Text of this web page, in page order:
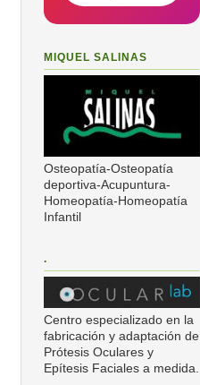
MIQUEL SALINAS
Osteopatía-Osteopatía
deportiva-Acupuntura-
Homeopatía-Homeopatía
Infantil
.
Centro especializado en la
fabricación y adaptación de
Prótesis Oculares y
Epítesis Faciales a medida.